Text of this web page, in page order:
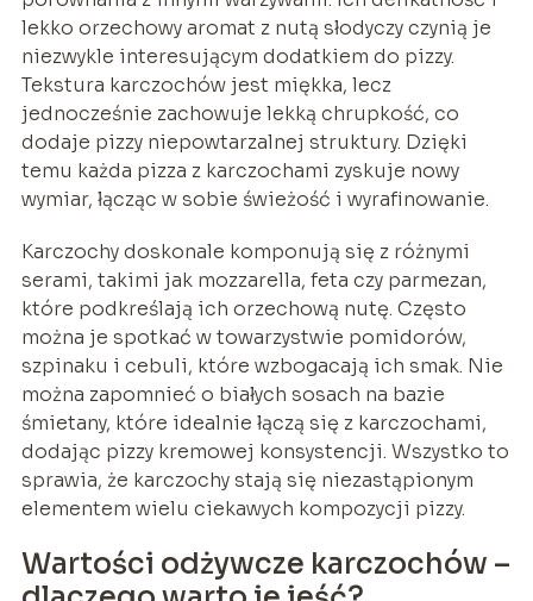
lekko orzechowy aromat z nutą słodyczy czynią je
niezwykle interesującym dodatkiem do pizzy.
Tekstura karczochów jest miękka, lecz
jednocześnie zachowuje lekką chrupkość, co
dodaje pizzy niepowtarzalnej struktury. Dzięki
temu każda pizza z karczochami zyskuje nowy
wymiar, łącząc w sobie świeżość i wyrafinowanie.
Karczochy doskonale komponują się z różnymi
serami, takimi jak mozzarella, feta czy parmezan,
które podkreślają ich orzechową nutę. Często
można je spotkać w towarzystwie pomidorów,
szpinaku i cebuli, które wzbogacają ich smak. Nie
można zapomnieć o białych sosach na bazie
śmietany, które idealnie łączą się z karczochami,
dodając pizzy kremowej konsystencji. Wszystko to
sprawia, że karczochy stają się niezastąpionym
elementem wielu ciekawych kompozycji pizzy.
Wartości odżywcze karczochów –